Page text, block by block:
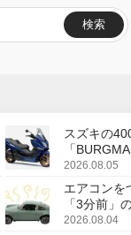
検索
スズキの
「
更し、8月
2026.08.05
エアコンを
「3分前」
2026.08.04